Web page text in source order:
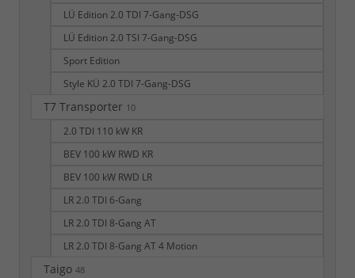
LÜ Edition 2.0 TDI 7-Gang-DSG
LÜ Edition 2.0 TSI 7-Gang-DSG
Sport Edition
Style KÜ 2.0 TDI 7-Gang-DSG
T7 Transporter 10
2.0 TDI 110 kW KR
BEV 100 kW RWD KR
BEV 100 kW RWD LR
LR 2.0 TDI 6-Gang
LR 2.0 TDI 8-Gang AT
LR 2.0 TDI 8-Gang AT 4 Motion
Taigo 48